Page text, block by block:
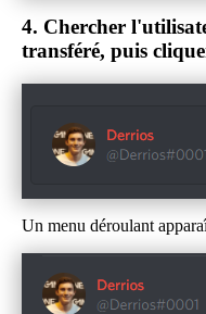
4. Chercher
transféré, puis
Un menu déroulant